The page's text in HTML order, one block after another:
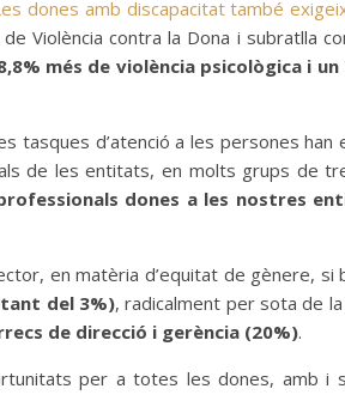
dones amb discapacitat també
Violència contra la Dona i subratlla
més de violència psicològica i un
tasques d’atenció a les persones han
de les entitats, en molts grups de
dones a les nostres
en matèria d’equitat de gènere, si
del 3%), radicalment per sota de
de direcció i gerència (20%).
per a totes les dones, amb i